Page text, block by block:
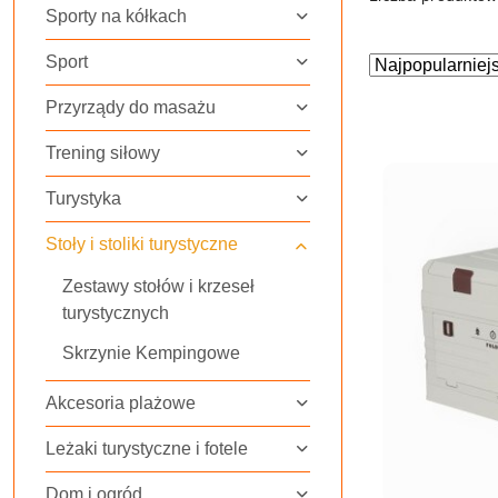
Sporty na kółkach
Sport
Przyrządy do masażu
Trening siłowy
Turystyka
Stoły i stoliki turystyczne
Zestawy stołów i krzeseł
turystycznych
Skrzynie Kempingowe
Akcesoria plażowe
Leżaki turystyczne i fotele
Dom i ogród
Zastosowano
Sortuj